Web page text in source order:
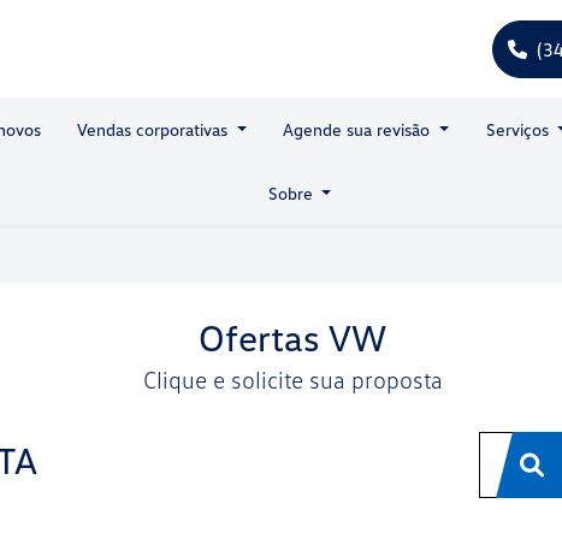
Vendas corporativas Agende sua revisão Serviços
Sobre
Ofertas VW
Clique e solicite sua proposta